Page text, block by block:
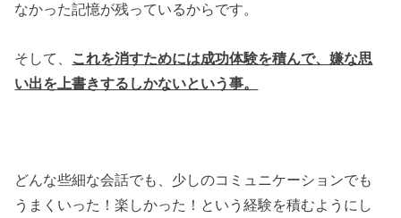
なかった記憶が残っているからです。
そして、 これを消すためには成功体験を積んで、嫌な思
い出を上書きするしかないという事。
どんな些細な会話でも、少しのコミュニケーションでも
うまくいった！楽しかった！という経験を積むようにし